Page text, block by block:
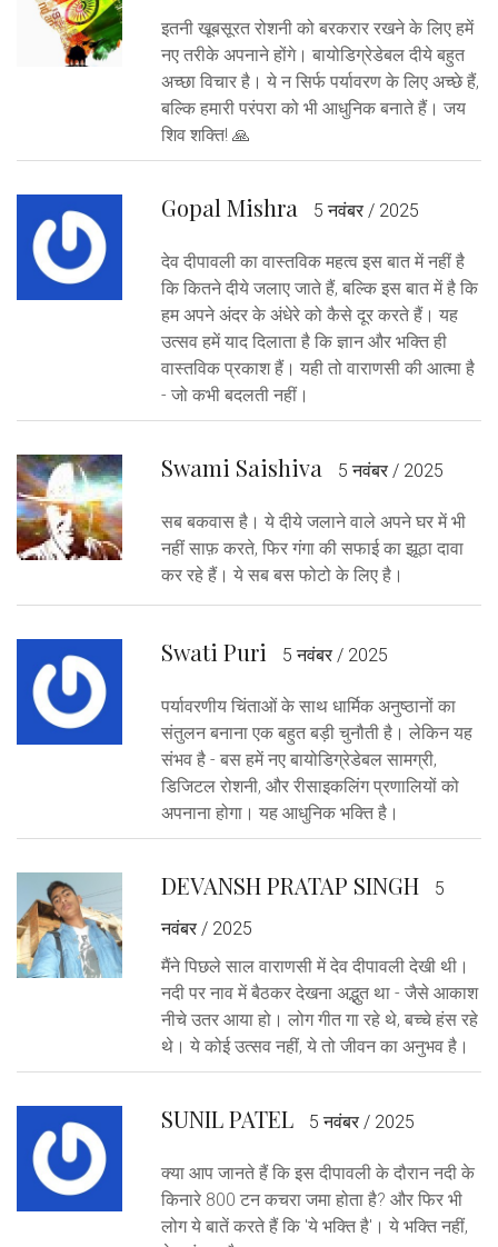
इतनी खूबसूरत रोशनी को बरकरार रखने के लिए हमें
नए तरीके अपनाने होंगे। बायोडिग्रेडेबल दीये बहुत
अच्छा विचार है। ये न सिर्फ पर्यावरण के लिए अच्छे हैं,
बल्कि हमारी परंपरा को भी आधुनिक बनाते हैं। जय
शिव शक्ति! 🙏
Gopal Mishra 5 नवंबर / 2025
देव दीपावली का वास्तविक महत्व इस बात में नहीं है
कि कितने दीये जलाए जाते हैं, बल्कि इस बात में है कि
हम अपने अंदर के अंधेरे को कैसे दूर करते हैं। यह
उत्सव हमें याद दिलाता है कि ज्ञान और भक्ति ही
वास्तविक प्रकाश हैं। यही तो वाराणसी की आत्मा है
- जो कभी बदलती नहीं।
Swami Saishiva 5 नवंबर / 2025
सब बकवास है। ये दीये जलाने वाले अपने घर में भी
नहीं साफ़ करते, फिर गंगा की सफाई का झूठा दावा
कर रहे हैं। ये सब बस फोटो के लिए है।
Swati Puri 5 नवंबर / 2025
पर्यावरणीय चिंताओं के साथ धार्मिक अनुष्ठानों का
संतुलन बनाना एक बहुत बड़ी चुनौती है। लेकिन यह
संभव है - बस हमें नए बायोडिग्रेडेबल सामग्री,
डिजिटल रोशनी, और रीसाइकलिंग प्रणालियों को
अपनाना होगा। यह आधुनिक भक्ति है।
DEVANSH PRATAP SINGH
5
नवंबर / 2025
मैंने पिछले साल वाराणसी में देव दीपावली देखी थी।
नदी पर नाव में बैठकर देखना अद्भुत था - जैसे आकाश
नीचे उतर आया हो। लोग गीत गा रहे थे, बच्चे हंस रहे
थे। ये कोई उत्सव नहीं, ये तो जीवन का अनुभव है।
SUNIL PATEL 5 नवंबर / 2025
क्या आप जानते हैं कि इस दीपावली के दौरान नदी के
किनारे 800 टन कचरा जमा होता है? और फिर भी
लोग ये बातें करते हैं कि 'ये भक्ति है'। ये भक्ति नहीं,